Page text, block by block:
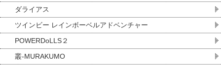
ダライアス
ツインビー レインボーベルアドベンチャー
POWERDoLLS２
叢-MURAKUMO